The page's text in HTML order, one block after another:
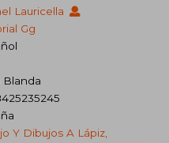
Lauricella
Gg
Blanda
Y Dibujos A Lápiz,